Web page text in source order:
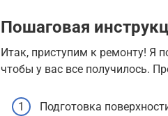
Пошаговая
Итак, приступим к ремонту! Я
чтобы у вас все получилось.
Подготовка